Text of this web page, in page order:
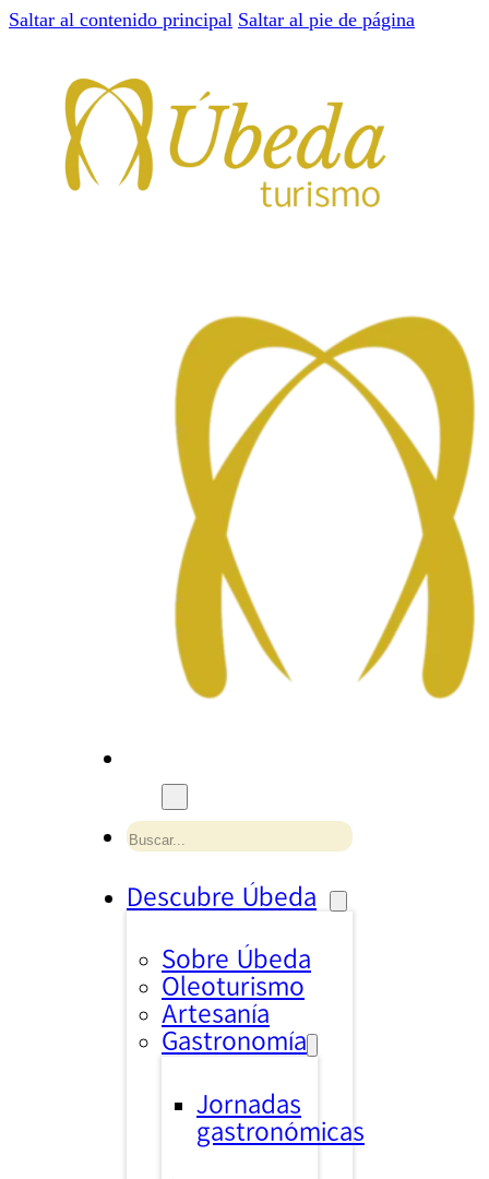
Saltar al contenido principal Saltar al pie de página
Buscar
Descubre Úbeda
Sobre Úbeda
Oleoturismo
Artesanía
Gastronomía
Jornadas
gastronómicas